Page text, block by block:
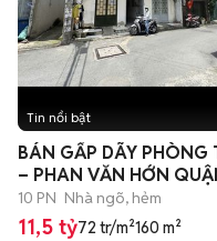
Tin nổi bật
BÁN GẤP DÃY
– PHAN VĂN HỚN
10 PN Nhà ngõ, hẻm
11,5 tỷ72 tr/m²160 m²